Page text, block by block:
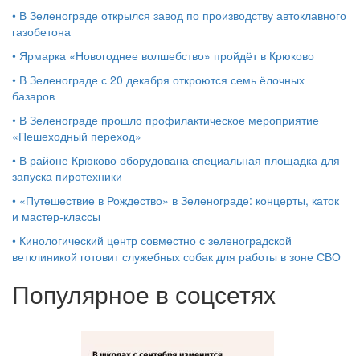
• В Зеленограде открылся завод по производству автоклавного
газобетона
• Ярмарка «Новогоднее волшебство» пройдёт в Крюково
• В Зеленограде с 20 декабря откроются семь ёлочных
базаров
• В Зеленограде прошло профилактическое мероприятие
«Пешеходный переход»
• В районе Крюково оборудована специальная площадка для
запуска пиротехники
• «Путешествие в Рождество» в Зеленограде: концерты, каток
и мастер‑классы
• Кинологический центр совместно с зеленоградской
ветклиникой готовит служебных собак для работы в зоне СВО
Популярное в соцсетях